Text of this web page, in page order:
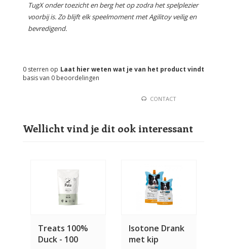
TugX onder toezicht en berg het op zodra het spelplezier
voorbij is. Zo blijft elk speelmoment met Agilitoy veilig en
bevredigend.
Laat hier weten wat je van het product vindt
0 sterren op
basis van 0 beoordelingen
CONTACT
Wellicht vind je dit ook interessant
Treats 100%
Duck - 100
Isotone Drank
met kip